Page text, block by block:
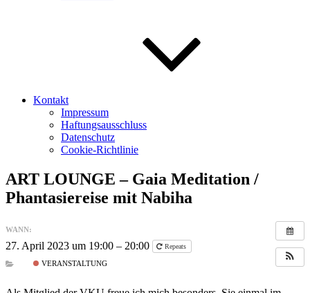
Kontakt
Impressum
Haftungsausschluss
Datenschutz
Cookie-Richtlinie
ART LOUNGE – Gaia Meditation /
Phantasiereise mit Nabiha
WANN:
27. April 2023 um 19:00 – 20:00 Repeats
VERANSTALTUNG